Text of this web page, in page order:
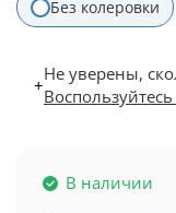
Без колеровки
+Не уверены,
В наличии